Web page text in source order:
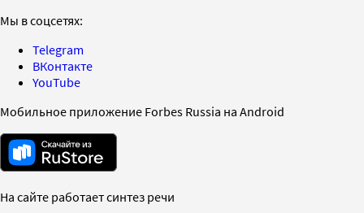
Мы в соцсетях:
Telegram
ВКонтакте
YouTube
Мобильное приложение Forbes Russia на Android
На сайте работает синтез речи